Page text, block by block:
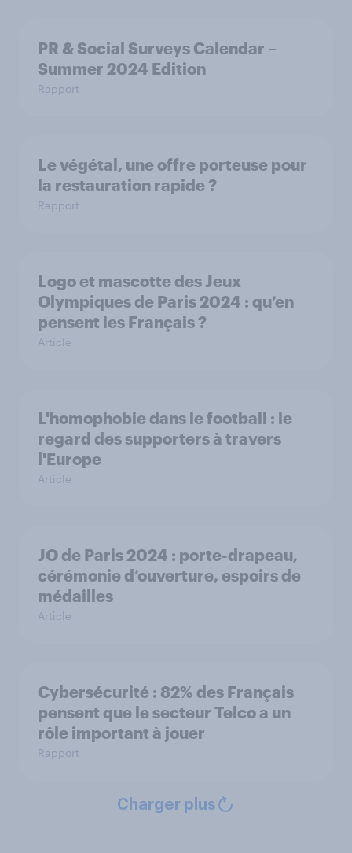
PR & Social Surveys Calendar –
Summer 2024 Edition
Rapport
Le végétal, une offre porteuse pour
la restauration rapide ?
Rapport
Logo et mascotte des Jeux
Olympiques de Paris 2024 : qu’en
pensent les Français ?
Article
L'homophobie dans le football : le
regard des supporters à travers
l'Europe
Article
JO de Paris 2024 : porte-drapeau,
cérémonie d’ouverture, espoirs de
médailles
Article
Cybersécurité : 82% des Français
pensent que le secteur Telco a un
rôle important à jouer
Rapport
Charger plus